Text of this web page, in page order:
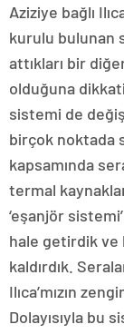
Aziziye bağlı
kurulu bulunan
attıkları bir
olduğuna
sistemi de
birçok noktada
kapsamında
termal
‘eşanjör
hale getirdik ve
kaldırdık.
Ilıca’mızın
Dolayısıyla bu